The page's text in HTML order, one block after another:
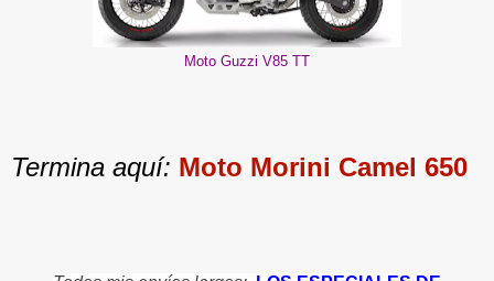
Moto Guzzi V85 TT
Termina aquí: Moto Morini Camel 650